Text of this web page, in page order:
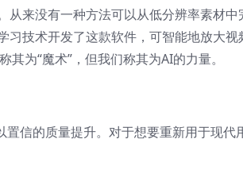
从来没有一种方法可以从低分辨率素材中
习技术开发了这款软件，可智能地放大视
为“魔术”，但我们称其为AI的力量。
信的质量提升。对于想要重新用于现代